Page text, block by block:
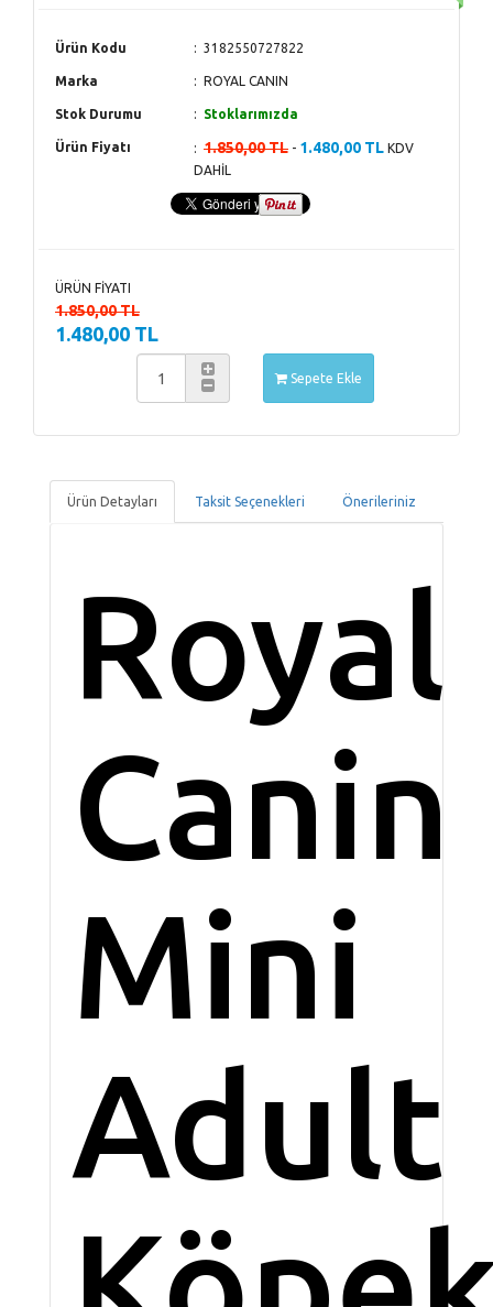
Ürün Kodu 3182550727822
Marka ROYAL CANIN
Stok Durumu Stoklarımızda
Ürün Fiyatı 1.850,00 TL - 1.480,00 TL KDV
DAHİL
ÜRÜN FİYATI
1.850,00 TL
1.480,00 TL
Sepete Ekle
Ürün Detayları Taksit Seçenekleri Önerileriniz
Royal
Canin
Mini
Adult